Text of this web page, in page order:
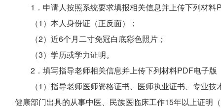
1．申请人按照系统要求填报相关信息并上传下列材料
（1）本人身份证（正反面）；
（2）近6个月二寸免冠白底彩色照片；
（3）学历或学力证明。
2．填写指导老师相关信息并上传下列材料PDF电子版
（1）指导老师医师资格证书、医师执业证书、专业
健康部门出具的从事中医、民族医临床工作15年以上证明